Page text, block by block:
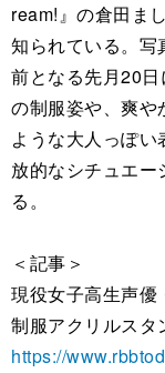
ream!』の倉田ま
知られている。
前となる先月20
の制服姿や、爽や
ような大人っぽ
放的なシチュエ
る。
＜記事＞
現役女子高生声優
制服アクリルスタ
https://